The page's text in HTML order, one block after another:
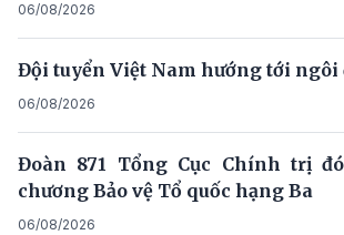
06/08/2026
Đội tuyển Việt Nam hướng tới ngôi
06/08/2026
Đoàn 871 Tổng Cục Chính trị
chương Bảo vệ Tổ quốc hạng Ba
06/08/2026